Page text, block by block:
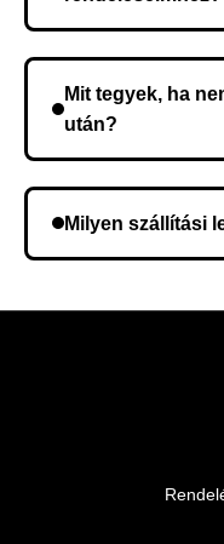
Mit tegyek, ha
után?
meg a rendelést.
Milyen szállítási
legmegfelelőbb